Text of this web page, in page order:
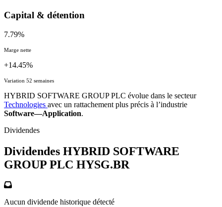
Capital & détention
7.79%
Marge nette
+14.45%
Variation 52 semaines
HYBRID SOFTWARE GROUP PLC évolue dans le secteur
Technologies avec un rattachement plus précis à l’industrie
Software—Application.
Dividendes
Dividendes HYBRID SOFTWARE
GROUP PLC HYSG.BR
Aucun dividende historique détecté